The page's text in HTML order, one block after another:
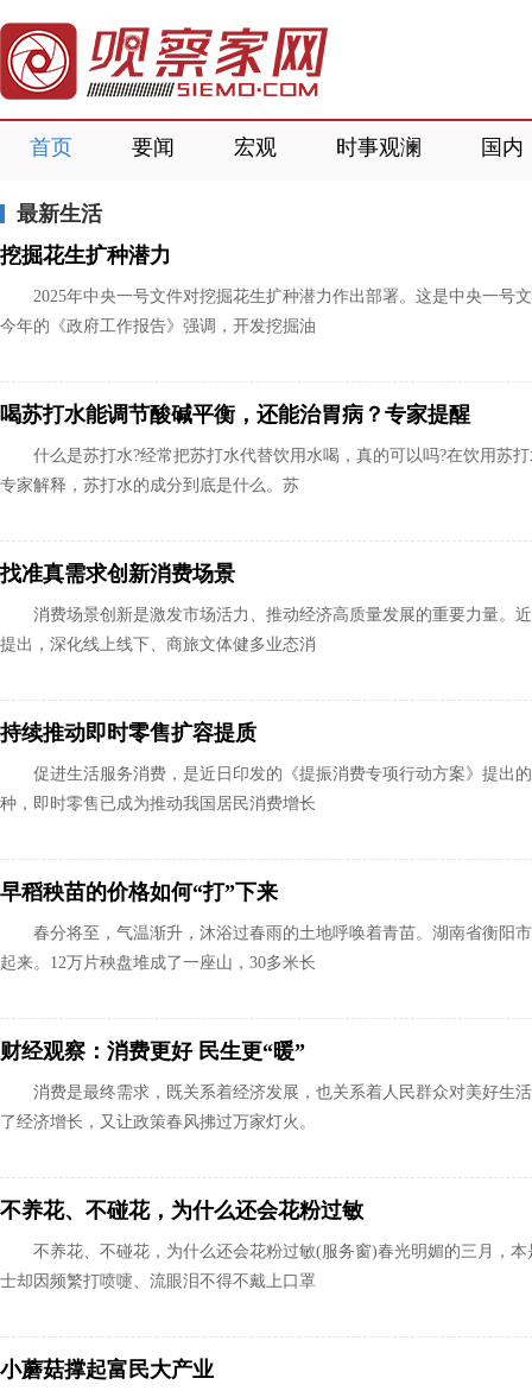
首页 要闻 宏观 时事观澜 国内
最新生活
挖掘花生扩种潜力
2025年中央一号文件对挖掘花生扩种潜力作出部署。这是中央一号
今年的《政府工作报告》强调，开发挖掘油
喝苏打水能调节酸碱平衡，还能治胃病？专家提醒
什么是苏打水?经常把苏打水代替饮用水喝，真的可以吗?在饮用苏
专家解释，苏打水的成分到底是什么。苏
找准真需求创新消费场景
消费场景创新是激发市场活力、推动经济高质量发展的重要力量。
提出，深化线上线下、商旅文体健多业态消
持续推动即时零售扩容提质
促进生活服务消费，是近日印发的《提振消费专项行动方案》提出
种，即时零售已成为推动我国居民消费增长
早稻秧苗的价格如何“打”下来
春分将至，气温渐升，沐浴过春雨的土地呼唤着青苗。湖南省衡阳
起来。12万片秧盘堆成了一座山，30多米长
财经观察：消费更好 民生更“暖”
消费是最终需求，既关系着经济发展，也关系着人民群众对美好生
了经济增长，又让政策春风拂过万家灯火。
不养花、不碰花，为什么还会花粉过敏
不养花、不碰花，为什么还会花粉过敏(服务窗)春光明媚的三月，
士却因频繁打喷嚏、流眼泪不得不戴上口罩
小蘑菇撑起富民大产业